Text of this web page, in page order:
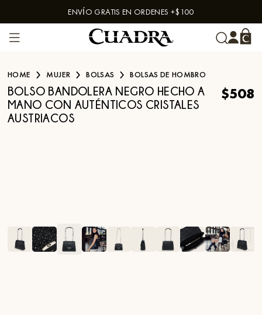
Skip to contentENVÍO GRATIS EN ORDENES +$100
HOME MUJER BOLSAS BOLSAS DE HOMBRO
BOLSO BANDOLERA NEGRO HECHO A
MANO CON AUTÉNTICOS CRISTALES
AUSTRIACOS
$508